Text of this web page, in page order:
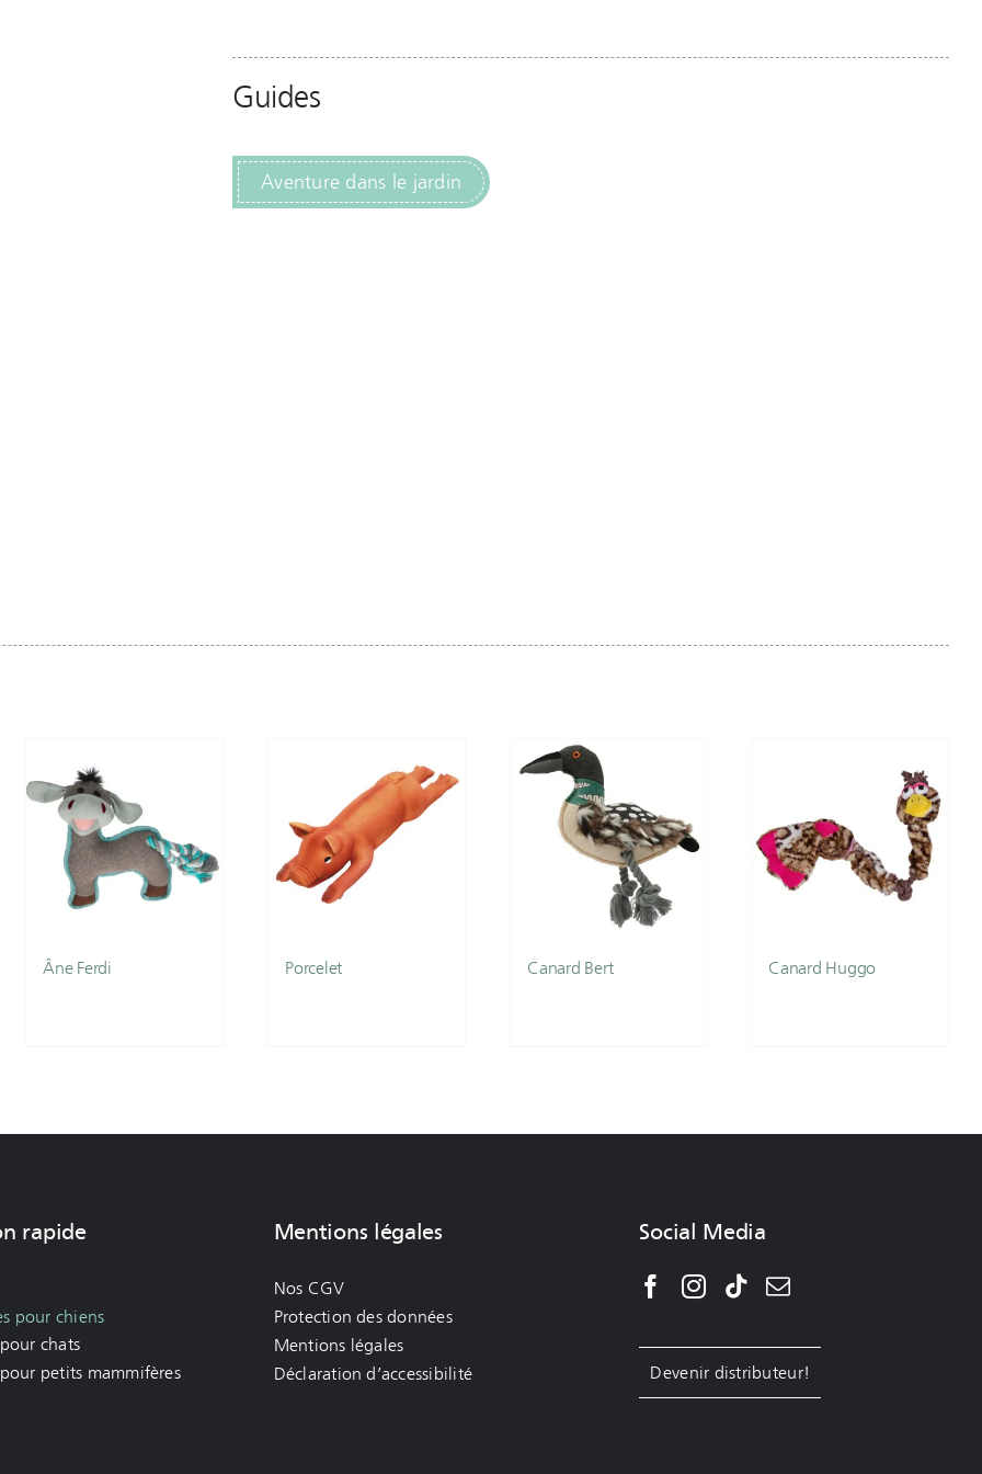
Guides
Aventure dans le jardin
Âne Ferdi Porcelet Canard Bert Canard Huggo
rapide
pour chiens
chats
petits mammifères
Mentions légales
Nos CGV
Protection des données
Mentions légales
Déclaration d’accessibilité
Social Media
Devenir distributeur!